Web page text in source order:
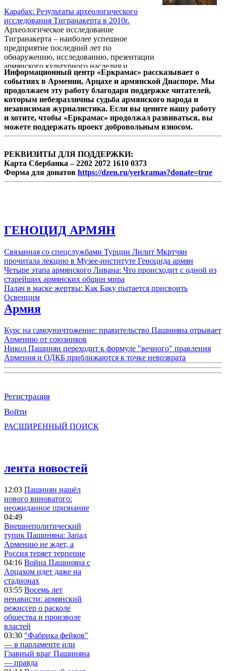
Карабах: Результаты археологического
исследования Тигранакерта в 2010г.
Археологическое исследование
Тигранакерта – наиболее успешное
предприятие последний лет по
обнаружению, исследованию, презентации
армянского культурного наследия и
превращению его в часть современного
культурного процесса. Этому способствуют
масштабные раскопки, дополнительная
очистка памятника и сохранение
ландшафта, целостная политика,
направленная на прославление памятника
по всему миру: публикация материалов,
создание интернет-сайта, периодически
создание Археологического ...
Информационный центр «Еркрамас» рассказывает о
событиях в Армении, Арцахе и армянской Диаспоре. Мы
продолжаем эту работу благодаря поддержке читателей,
которым небезразличны судьба армянского народа и
независимая журналистика. Если вы цените нашу работу
и хотите, чтобы «Еркрамас» продолжал развиваться, вы
можете поддержать проект добровольным взносом.
РЕКВИЗИТЫ ДЛЯ ПОДДЕРЖКИ:
Карта Сбербанка – 2202 2072 1610 0373
Форма для донатов https://dzen.ru/yerkramas?donate=true
ГЕНОЦИД АРМЯН
Связанная со спецслужбами Турции Лилит Мкртчян
прочитала лекцию в Музее-институте Геноцида армян
Четыре этапа армянского Ливана: Что происходит с одной из
старейших армянских общин мира
Палач в маске жертвы: Как Баку пытается присвоить
Освенцим
Армия
Курс на самоуничтожение: правительство Пашиняна отрывает
Армению от союзников
Никол Пашинян переходит к формуле "вечного" правления
Армения и ОДКБ приближаются к точке невозврата
Регистрация
Войти
РАСШИРЕННЫЙ ПОИСК
лента новостей
12:03 Пашинян нашёл
нового виноватого:
неожиданное признание
04:49
Внешнеполитический
тупик Пашиняна: Запад
Армению не ждет, а
Россия теряет терпение
04:16 Война Пашиняна с
Арцахом идет даже на
стадионах
03:55 Восемь лет
ненависти: армянский
режиссер о расколе
общества и произволе
властей
03:30 "Фабрика фейков"
— в парламенте или
Главный враг Пашиняна
— правда